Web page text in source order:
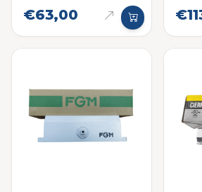
(25-45) kg
€63,00